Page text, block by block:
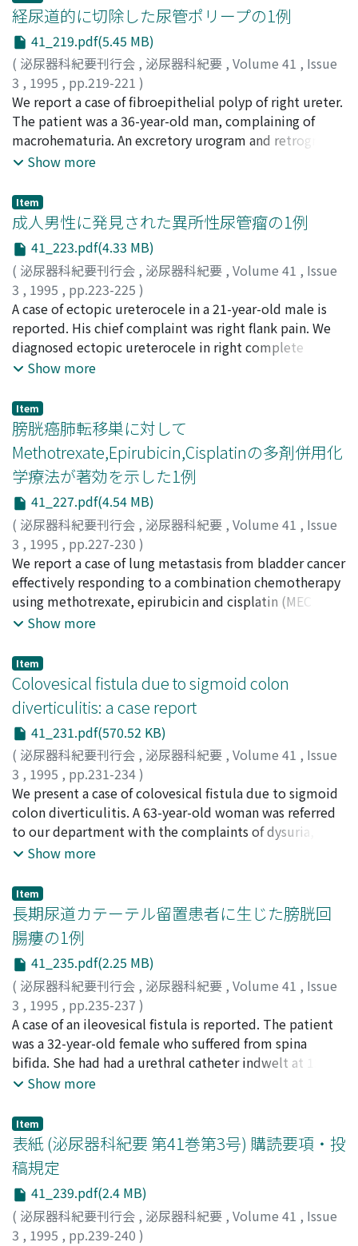
therapy. An easy and safe biopsy encourages the
clinician, but some complications occur after the
procedure. Arterio-venous fistula is one of the
complications after percutaneous needle biopsy of
renal allograft. Color-coded ultrasonography is effective
to find it, and transarterial embolization should be
tried first to treat it.
経尿道的に切除した尿管ポリープの1例
41_219.pdf(5.45 MB)
( 泌尿器科紀要刊行会 , 泌尿器科紀要 , Volume 41 , Issue
3 , 1995 , pp.219-221 )
三上, 和男;伊藤, 晴夫;小竹, 忠;水上, 宏俊;三浦, 尚人;鈴
木, 文夫;Mikami, Kazuo;Ito, Haruo;Kotake, Tadashi
Minakami, Toshihiro;Miura, Naoto;Suzuki, Fumio
We report a case of fibroepithelial polyp of right ureter.
The patient was a 36-year-old man, complaining of
macrohematuria. An excretory urogram and retrograde
pyelogram revealed a filling defect of the middle third
observed the ureter by transurethral ureteroscopy and
found a ureter polyp with a slender stalk. We resected
the polyp transurethrally. The pathological diagnosis
was a fibroepithelial polyp. This suggests that the
endourological technique is a useful method for
diagnosis and treatment in patients with a urinary tract
filling defect.
Show more
Item
成人男性に発見された異所性尿管瘤の1例
41_223.pdf(4.33 MB)
( 泌尿器科紀要刊行会 , 泌尿器科紀要 , Volume 41 , Issue
3 , 1995 , pp.223-225 )
箕田, 薫;Minoda, Kaoru
A case of ectopic ureterocele in a 21-year-old male is
reported. His chief complaint was right flank pain. We
diagnosed ectopic ureterocele in right complete
ureteric duplication with upper pole and right
course was uneventful and ureterocele was markedly
collapsed. The 10 reported cases with adult male
ectopic ureteroceles including our case in Japan are
reviewed and some characteristics of this entity are
discussed.
Show more
Item
膀胱癌肺転移巣に対して
Methotrexate,Epirubicin,Cisplatinの多剤併用化
学療法が著効を示した1例
41_227.pdf(4.54 MB)
( 泌尿器科紀要刊行会 , 泌尿器科紀要 , Volume 41 , Issue
3 , 1995 , pp.227-230 )
大内, 秀紀;野口, 純男;増田, 光伸;執印, 太郎;窪田, 吉信;
穂坂, 正彦; Oouchi, Hideki;Noguchi, Sumio;Masuda,
Mitsunobu;Shuin, Taro;Kubota, Yoshinobu; Hosaka,
Masahiko
We report a case of lung metastasis from bladder cancer
effectively responding to a combination chemotherapy
using methotrexate, epirubicin and cisplatin (MEC
therapy). A 78-year-old man with high grade bladder
was pointed out to have an abnormal shadow on the
plain chest X-ray on August 14, 1992. Computed
tomography demonstrated multiple lung metastasis.
MEC combination chemotherapy was applied for this
case. After 3 courses of MEC therapy, computed
tomography showed marked regression of tumor. He
has been alive for 12 months with no evidence of
disease after chemotherapy. Toxicity of MEC therapy
were moderate myelosuppression and mild anorexia
and alopecia. These toxicity was adequately tolerable
by the 78-year-old patient. This case suggests that MEC
Show more
Item
Colovesical fistula due to sigmoid colon
diverticulitis: a case report
41_231.pdf(570.52 KB)
( 泌尿器科紀要刊行会 , 泌尿器科紀要 , Volume 41 , Issue
3 , 1995 , pp.231-234)
Rahman, Masood;Tokunaga, Shuji;Ikeda, Daisuke;
Yokoyama, Osamu;Ohkawa, Mitsuo;Fujita, Hideto;
Nishimura, Genichi;ラーマン, マスード; 徳永, 周二;
大助;横山, 修;
We present a case of colovesical fistula due to sigmoid
colon diverticulitis. A 63-year-old woman was referred
to our department with the complaints of dysuria,
turbid and foul smelling urine. She was treated twice
colovesical fistula was confirmed on barium enema. She
underwent partial resection of sigmoid colon with
primary anastomosis and partial cystectomy with repair
of bladder wall and covered with omentum. Retrograde
cytography taken on the 20th post-operative day
revealed no leakage of contrast medium. She was
asymptomatic at 3 months of follow-up.
Show more
Item
長期尿道カテーテル留置患者に生じた膀胱回
腸瘻の1例
41_235.pdf(2.25 MB)
( 泌尿器科紀要刊行会 , 泌尿器科紀要 , Volume 41 , Issue
3 , 1995 , pp.235-237 )
馬場, 克幸;矢島, 通孝;高橋, 浩 ;中野, 勝;黒子, 幸一;岩本,
晃明 ;長田, 尚夫;Baba, Katsuyuki;Yajima, Michitaka
Takahashi, Hiroshi; Nakano, Masaru;Kuroko, Kouichi
Iwamoto, Teruaki
A case of an ileovesical fistula is reported. The patient
was a 32-year-old female who suffered from spina
bifida. She had had a urethral catheter indwelt at 13
years old for continuous incontinence caused by
discomfort and fecal urine at age 31 in January, 1989
and urination from anal appeared in March, 1990. In
November, 1990, the patient was introduced to our
hospital and diagnosed with ileovesical fistula. We
performed partial cystectomy, ileal wedge resection
and cystostomy on this patient. The pathological
findings showed chronic inflammatory change. The
Show more
Item
表紙 (泌尿器科紀要 第41巻第3号) 購読要項・投
稿規定
41_239.pdf(2.4 MB)
( 泌尿器科紀要刊行会 , 泌尿器科紀要 , Volume 41 , Issue
3 , 1995 , pp.239-240 )